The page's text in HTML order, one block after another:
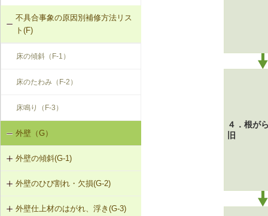
不具合事象の原因別補修方法リス
ト(F)
床の傾斜（F-1）
床のたわみ（F-2）
床鳴り（F-3）
外壁（G）
外壁の傾斜(G-1)
G-1-101 柱の交換
G-1-102 耐力壁（筋かい）の新設
外壁のひび割れ・欠損(G-2)
G-2-101 モルタル塗替え（下地込
外壁仕上材のはがれ、浮き(G-3)
４．根が
旧